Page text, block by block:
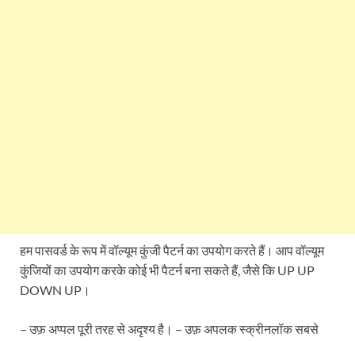
हम पासवर्ड के रूप में वॉल्यूम कुंजी पैटर्न का उपयोग करते हैं। आप वॉल्यूम
कुंजियों का उपयोग करके कोई भी पैटर्न बना सकते हैं, जैसे कि UP UP
DOWN UP।
– उफ़ अप्पल पूरी तरह से अदृश्य है। – उफ़ अपलक स्क्रीनलॉक सबसे